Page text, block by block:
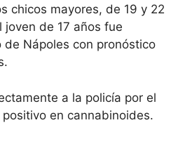
chicos mayores, de 19 y 22
de 17 años fue
Nápoles con pronóstico
a la policía por el
en cannabinoides.